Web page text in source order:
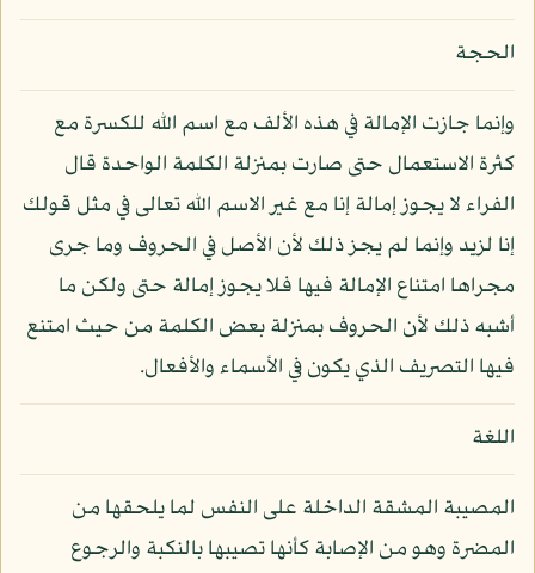
الحجة
وإنما جازت الإمالة في هذه الألف مع اسم الله للكسرة مع
كثرة الاستعمال حتى صارت بمنزلة الكلمة الواحدة قال
الفراء لا يجوز إمالة إنا مع غير الاسم الله تعالى في مثل قولك
إنا لزيد وإنما لم يجز ذلك لأن الأصل في الحروف وما جرى
مجراها امتناع الإمالة فيها فلا يجوز إمالة حتى ولكن ما
أشبه ذلك لأن الحروف بمنزلة بعض الكلمة من حيث امتنع
فيها التصريف الذي يكون في الأسماء والأفعال.
اللغة
المصيبة المشقة الداخلة على النفس لما يلحقها من
المضرة وهو من الإصابة كأنها تصيبها بالنكبة والرجوع